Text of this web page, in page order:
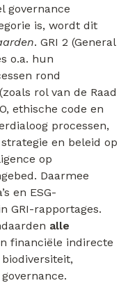
governance
is, wordt dit
. GRI 2 (General
o.a. hun
rond
rol van de Raad
ethische code en
processen,
en beleid op
op
Daarmee
en ESG-
GRI-rapportages.
alle
financiële indirecte